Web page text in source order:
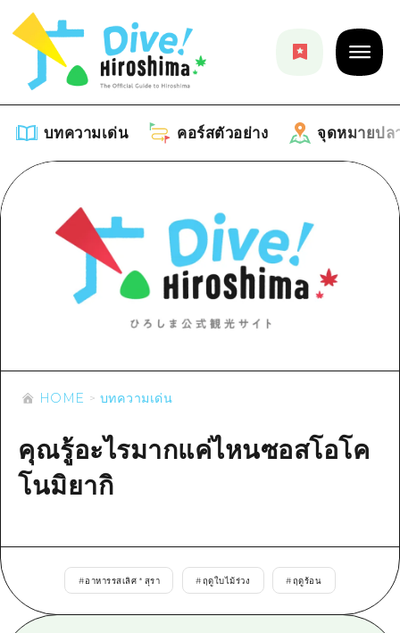
บทความเด่น คอร์สตัวอย่าง จุดหมายปล
รายการ
คำแนะนำ
ศิลปะ
อาหารรสเลิศ / สุรา
ช้อปปิ้ง
มรดกโลก
คอร์สตัวอย่าง
รายการ
ฮิโรชิม่า โมชิ โมชิ ทราเวล
อากิ
เกโฮค
บริเวณรอบๆ มิยาจิมะ
บิงโก
บริเวณรอบๆ มิยาจิมะ
ข้อมูลที่เป็นประโยชน์
สรุปการจราจรรอง
ความแออัดของสิ่งอำนวยความสะดวก
ข่าว
HOME บทความเด่น
คุณรู้อะไรมากแค่ไหนซอสโอโค
โนมิยากิ
#อาหารรสเลิศ * สุรา #ฤดูใบไม้ร่วง #ฤดูร้อน